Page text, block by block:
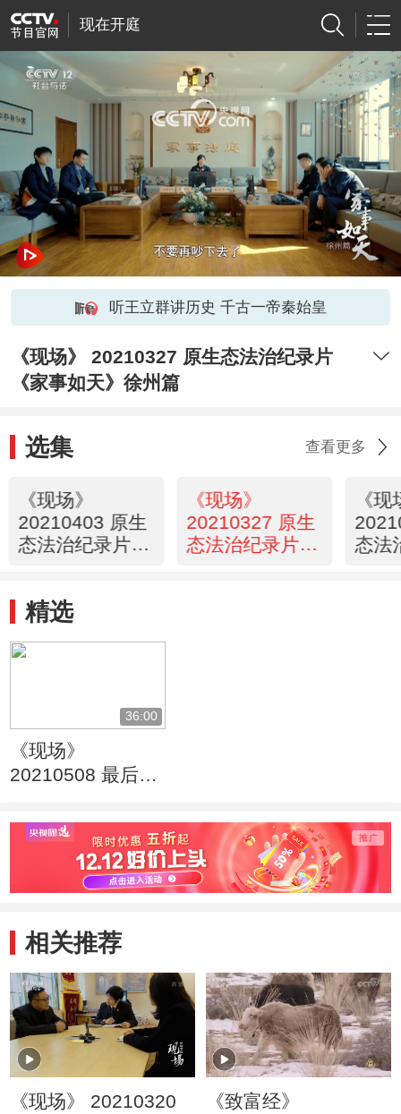
现在开庭
网络开小差了，请稍后再试
听王立群讲历史 千古一帝秦始皇
《现场》 20210327 原生态法治纪录片
《家事如天》徐州篇
选集 查看更多
《现场》
20210403 原生
态法治纪录片
《现场》
20210327 原生
态法治纪录片
《
态法
精选
36:00
《现场》
20210508 最后通
相关推荐
《现场》 20210320
《致富经》